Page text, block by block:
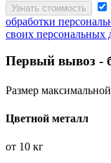
Узнать стоимость
обработки
своих персональных
Первый вывоз -
Размер
Цветной металл
от 10 кг